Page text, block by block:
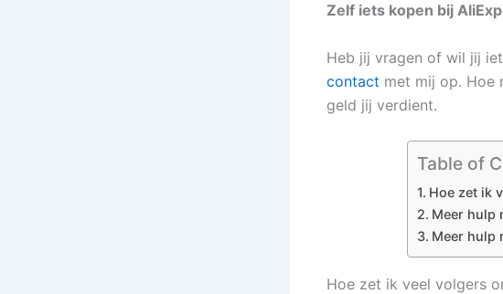
Zelf iets kopen bij
Heb jij vragen of wil jij
contact met mij op. Hoe
geld jij verdient.
Table of
Hoe zet ik
Meer hulp
Meer hulp
Hoe zet ik veel volgers